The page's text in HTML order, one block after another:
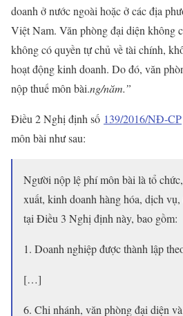
doanh ở nước ngoài hoặc ở các địa
Việt Nam. Văn phòng đại diện không
không có quyền tự chủ về tài chính,
hoạt động kinh doanh. Do đó, văn
nộp thuế môn bài.ng/năm.”
Điều 2 Nghị định số 139/2016/NĐ-CP
môn bài như sau:
Người nộp lệ phí môn bài là tổ
xuất, kinh doanh hàng hóa, dịch
tại Điều 3 Nghị định này, bao gồm:
1. Doanh nghiệp được thành lập
[…]
6. Chi nhánh, văn phòng đại diện